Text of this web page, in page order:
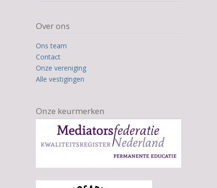
Over ons
Ons team
Contact
Onze vereniging
Alle vestigingen
Onze keurmerken